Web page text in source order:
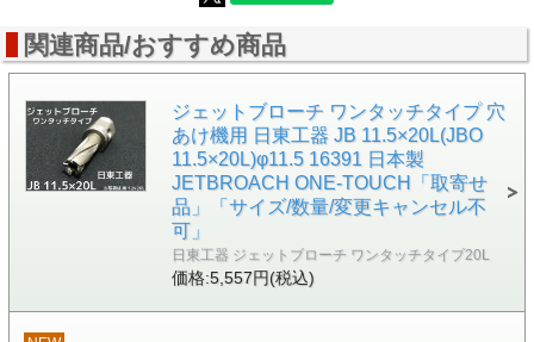
関連商品/おすすめ商品
ジェットブローチ ワンタッチタイプ 穴
あけ機用 日東工器 JB 11.5×20L(JBO
11.5×20L)φ11.5 16391 日本製
JETBROACH ONE-TOUCH「取寄せ
品」「サイズ/数量/変更キャンセル不
可」
日東工器 ジェットブローチ ワンタッチタイプ20L
価格:5,557円(税込)